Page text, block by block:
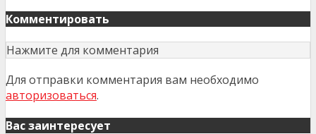
Комментировать
Нажмите для комментария
Для отправки комментария вам необходимо
авторизоваться.
Вас заинтересует